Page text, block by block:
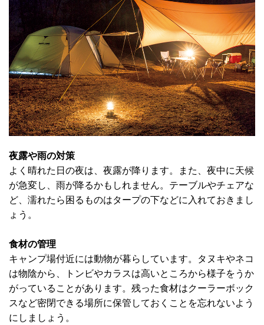
夜露や雨の対策
よく晴れた日の夜は、夜露が降ります。また、夜中に天候
が急変し、雨が降るかもしれません。テーブルやチェアな
ど、濡れたら困るものはタープの下などに入れておきまし
ょう。
食材の管理
キャンプ場付近には動物が暮らしています。タヌキやネコ
は物陰から、トンビやカラスは高いところから様子をうか
がっていることがあります。残った食材はクーラーボック
スなど密閉できる場所に保管しておくことを忘れないよう
にしましょう。